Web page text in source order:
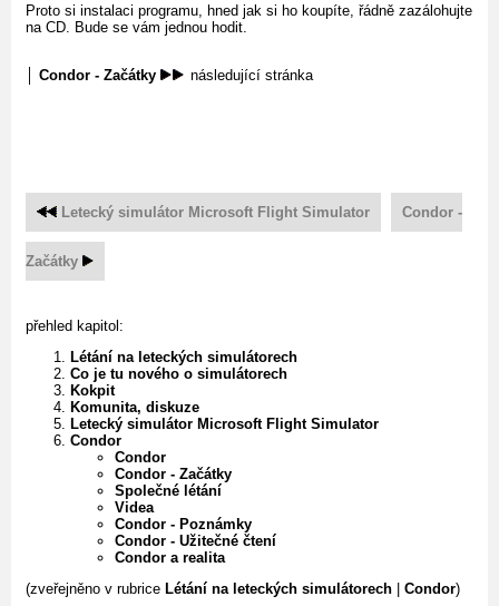
Proto si instalaci programu, hned jak si ho koupíte, řádně zazálohujte
na CD. Bude se vám jednou hodit.
Condor - Začátky následující stránka
Letecký simulátor Microsoft Flight Simulator Condor -
Začátky
přehled kapitol:
Létání na leteckých simulátorech
Co je tu nového o simulátorech
Kokpit
Komunita, diskuze
Letecký simulátor Microsoft Flight Simulator
Condor
Condor
Condor - Začátky
Společné létání
Videa
Condor - Poznámky
Condor - Užitečné čtení
Condor a realita
(zveřejněno v rubrice Létání na leteckých simulátorech | Condor)